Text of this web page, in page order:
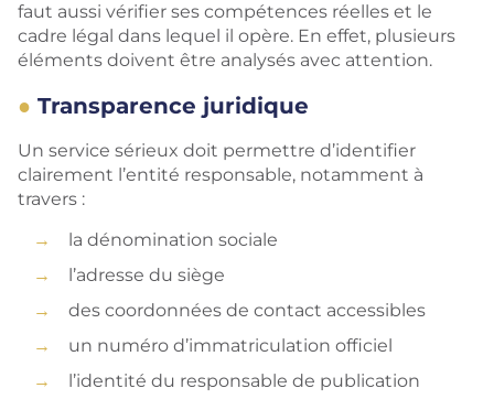
faut aussi vérifier ses compétences réelles et le
cadre légal dans lequel il opère. En effet, plusieurs
éléments doivent être analysés avec attention.
Transparence juridique
Un service sérieux doit permettre d’identifier
clairement l’entité responsable, notamment à
travers :
la dénomination sociale
l’adresse du siège
des coordonnées de contact accessibles
un numéro d’immatriculation officiel
l’identité du responsable de publication